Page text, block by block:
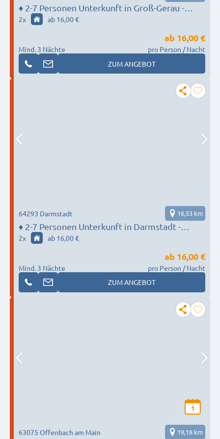
♦️ 2-7 Personen Unterkunft in Groß-Gerau -
MONTEUR BASE
2x ab 16,00 €
Mind. 3 Nächte
ab 16,00 €
pro Person / Nacht
ZUM ANGEBOT
♦️ 2-7 Personen Unterkunft in Darmstadt -
MONTEUR BASE
64293 Darmstadt 16,53 km
2x ab 16,00 €
Mind. 3 Nächte
ab 16,00 €
pro Person / Nacht
ZUM ANGEBOT
1
63075 Offenbach am Main 19,18 km